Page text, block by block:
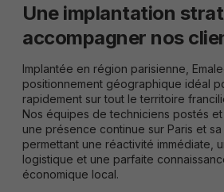
Une implantation
accompagner nos
Implantée en région parisienne,
positionnement géographique idéal
rapidement sur tout le territoire
Nos équipes de techniciens postés
une présence continue sur Paris et sa
permettant une réactivité immédiate,
logistique et une parfaite
économique local.